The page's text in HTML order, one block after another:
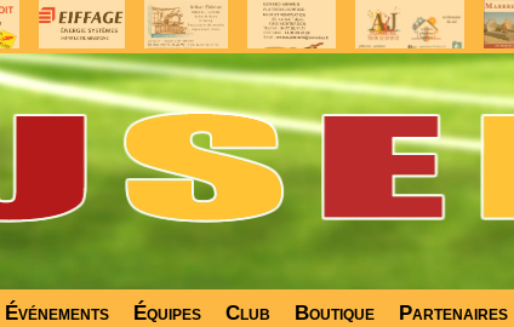
Événements Équipes Club Boutique Partenaires